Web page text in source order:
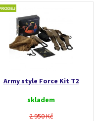
Army style Force Kit T2
skladem
2 950 Kč